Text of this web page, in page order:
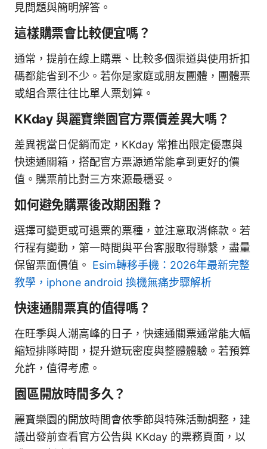
見問題與簡明解答。
這樣購票會比較便宜嗎？
通常，提前在線上購票、比較多個渠道與使用折扣
碼都能省到不少。若你是家庭或朋友團體，團體票
或組合票往往比單人票划算。
KKday 與麗寶樂園官方票價差異大嗎？
差異視當日促銷而定，KKday 常推出限定優惠與
快速通關箱，搭配官方票源通常能拿到更好的價
值。購票前比對三方來源最穩妥。
如何避免購票後改期困難？
選擇可變更或可退票的票種，並注意取消條款。若
行程有變動，第一時間與平台客服取得聯繫，盡量
保留票面價值。 Esim轉移手機：2026年最新完整
教學，iphone android 換機無痛步驟解析
快速通關票真的值得嗎？
在旺季與人潮高峰的日子，快速通關票通常能大幅
縮短排隊時間，提升遊玩密度與整體體驗。若預算
允許，值得考慮。
園區開放時間多久？
麗寶樂園的開放時間會依季節與特殊活動調整，建
議出發前查看官方公告與 KKday 的票務頁面，以